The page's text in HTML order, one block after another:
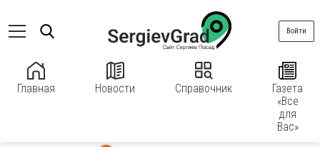
Главная Новости Справочник
Газета
«Все
для
Вас»
Войти